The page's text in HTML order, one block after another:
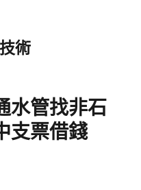
術
水管找非石
支票借錢